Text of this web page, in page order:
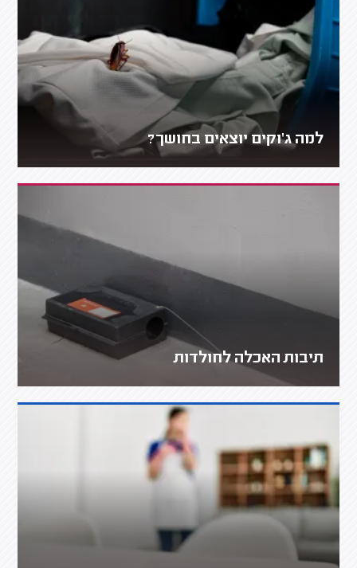
למה ג'וקים יוצאים בחושך?
תיבות האכלה לחולדות